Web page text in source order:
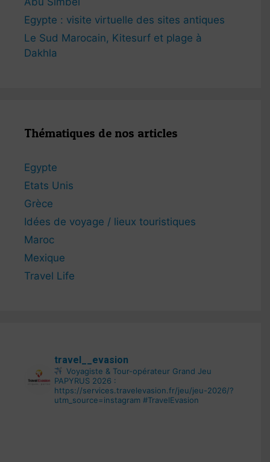
Egypte : visite virtuelle des sites antiques
Le Sud Marocain, Kitesurf et plage à
Dakhla
Thématiques de nos articles
Egypte
Etats Unis
Grèce
Idées de voyage / lieux touristiques
Maroc
Mexique
Travel Life
travel__evasion
Voyagiste & Tour-opérateur Grand Jeu
PAPYRUS 2026 :
https://services.travelevasion.fr/jeu/jeu-2026/?
utm_source=instagram #TravelEvasion